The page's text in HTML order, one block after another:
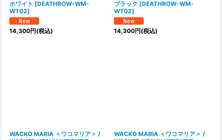
ホワイト [DEATHROW-WM-
WT02]
14,300円(税込)
ブラック [DEATHROW-WM-
WT02]
14,300円(税込)
WACKO MARIA ＜ワコマリア＞ /
WACKO MARIA ＜ワコマリア＞ /